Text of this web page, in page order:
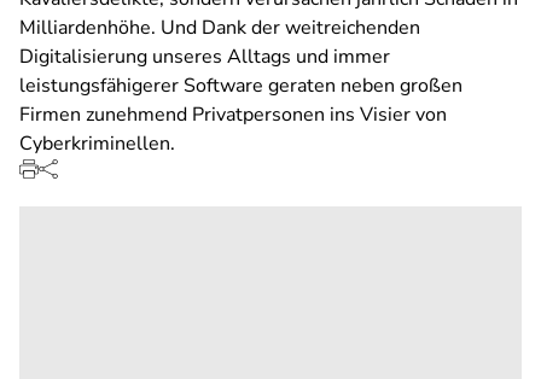
Milliardenhöhe. Und Dank der weitreichenden
Digitalisierung unseres Alltags und immer
leistungsfähigerer Software geraten neben großen
Firmen zunehmend Privatpersonen ins Visier von
Cyberkriminellen.